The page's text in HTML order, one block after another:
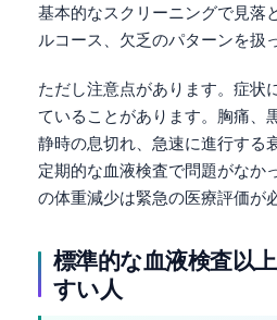
基本的なスクリーニングで見落
ルコース、欠乏のパターンを扱
ただし注意点があります。症状
ていることがあります。胸痛、
静時の息切れ、急速に進行する
定期的な血液検査で問題がなか
の体重減少は緊急の医療評価が
標準的な血液検査以
すい人
Euskara
Gàidhlig
العربية المغربية
Afrikaans
Монгол
ພາສາລາວ
Basa Jawa
Cebuano